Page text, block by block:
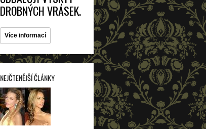
DROBNÝCH VRÁSEK.
Více informací
NEJČTENĚJŠÍ ČLÁNKY